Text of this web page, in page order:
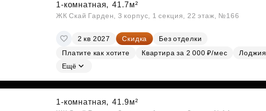
1-комнатная, 41.7м²
ЖК Скай Гарден, 3 корпус, 1 секция, 22 этаж, №166
2 кв 2027 Скидка
Без отделки
Платите как хотите
Квартира за 2 000 ₽/мес
Лоджия
Ещё
1-комнатная, 41.9м²